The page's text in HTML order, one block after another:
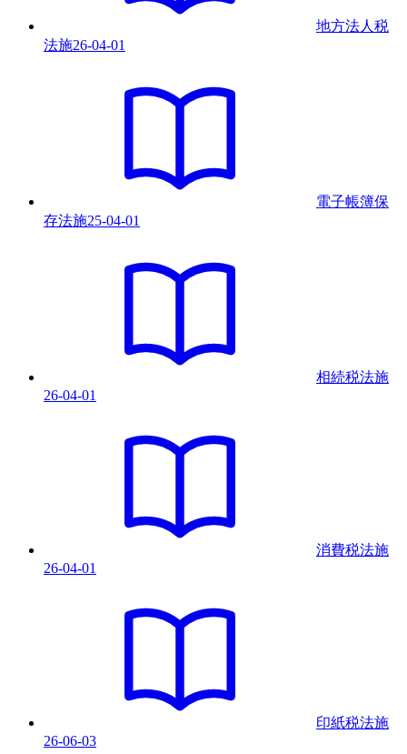
地方法人税
法施26-04-01
電子帳簿保
存法施25-04-01
相続税法施
26-04-01
消費税法施
26-04-01
印紙税法施
26-06-03